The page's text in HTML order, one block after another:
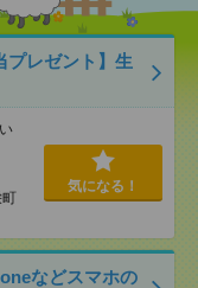
プレゼント】生
気になる！
などスマホの